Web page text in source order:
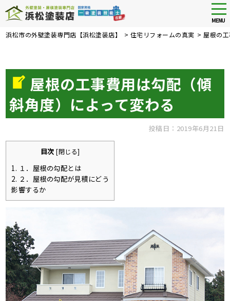
Skip
MENU
浜松市の外壁塗装専門店【浜松塗装店】 > 住宅リフォームの真実 > 屋根の
屋根の工事費用は勾配（傾
斜角度）によって変わる
投稿日：2019年6月21日
目次 [閉じる]
1. １．屋根の勾配とは
2. ２．屋根の勾配が見積にどう
影響するか